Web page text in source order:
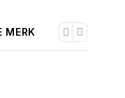
MERK